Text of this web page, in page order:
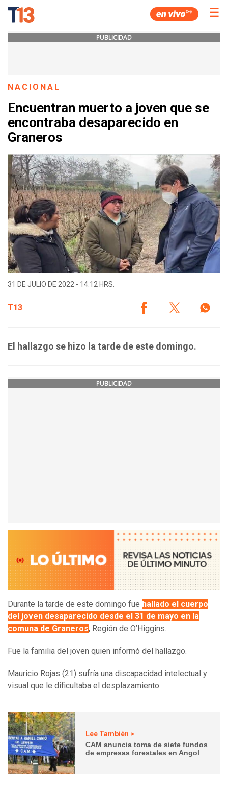
☰
PUBLICIDAD
NACIONAL
Encuentran muerto a joven que se
encontraba desaparecido en
Graneros
31 DE JULIO DE 2022 - 14:12 HRS.
T13
El hallazgo se hizo la tarde de este domingo.
PUBLICIDAD
Durante la tarde de este domingo fue hallado el cuerpo
del joven desaparecido desde el 31 de mayo en la
comuna de Graneros, Región de O’Higgins.
Fue la familia del joven quien informó del hallazgo.
Mauricio Rojas (21) sufría una discapacidad intelectual y
visual que le dificultaba el desplazamiento.
Lee También >
CAM anuncia toma de siete fundos
de empresas forestales en Angol